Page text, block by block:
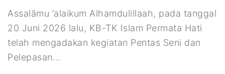
Assalāmu ‘alaikum Alhamdulillaah, pada tanggal
20 Juni 2026 lalu, KB-TK Islam Permata Hati
telah mengadakan kegiatan Pentas Seni dan
Pelepasan…